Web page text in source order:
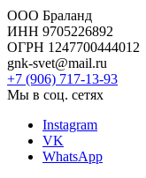
ООО Браланд
ИНН 9705226892
ОГРН 1247700444012
gnk-svet@mail.ru
+7 (906) 717-13-93
Мы в соц. сетях
Instagram
VK
WhatsApp